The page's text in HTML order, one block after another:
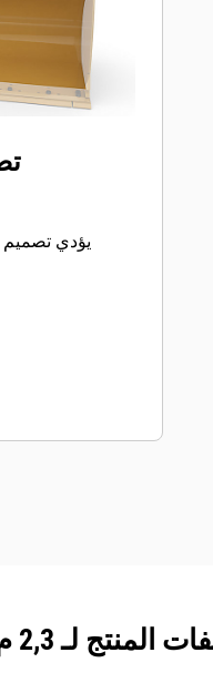
يؤدي تصميم
2,3 م3 (3,0 ياردة3)، تثبيت بمسامير